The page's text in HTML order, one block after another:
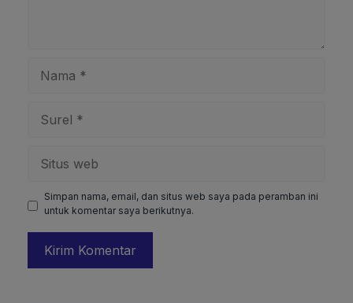
web
Simpan nama, email, dan situs web saya pada peramban ini
untuk komentar saya berikutnya.